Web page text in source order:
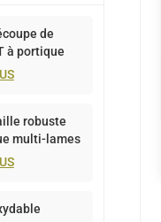
de
à portique
robuste
multi-lames